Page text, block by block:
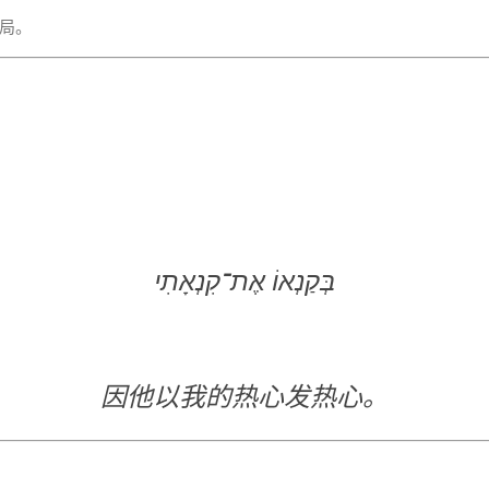
。
בְּקַנְאוֹ אֶת־קִנְאָתִי
因他以我的热心发热心。